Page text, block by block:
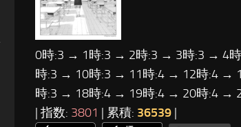
0時:3 → 1時:3 → 2時:3 → 3時:3 → 4
時:3 → 10時:3 → 11時:4 → 12時:4 →
時:3 → 18時:4 → 19時:4 → 20時:4 →
| 指数: 3801 | 累積: 36539 |